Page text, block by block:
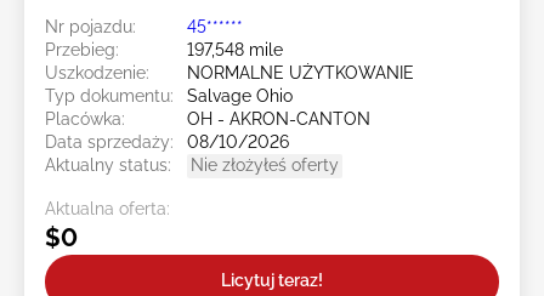
Nr pojazdu:
45******
Przebieg:
197,548 mile
Uszkodzenie:
NORMALNE UŻYTKOWANIE
Typ dokumentu:
Salvage Ohio
Placówka:
OH - AKRON-CANTON
Data sprzedaży:
08/10/2026
Aktualny status:
Nie złożyłeś oferty
Aktualna oferta:
$0
Licytuj teraz!